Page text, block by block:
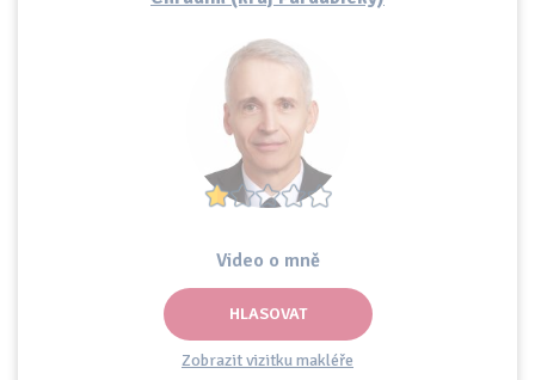
Video o mně
HLASOVAT
Zobrazit vizitku makléře